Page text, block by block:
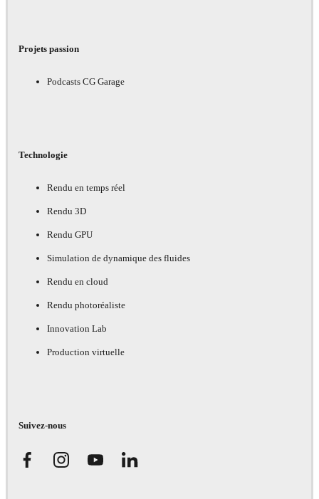
Projets passion
Podcasts CG Garage
Technologie
Rendu en temps réel
Rendu 3D
Rendu GPU
Simulation de dynamique des fluides
Rendu en cloud
Rendu photoréaliste
Innovation Lab
Production virtuelle
Suivez-nous